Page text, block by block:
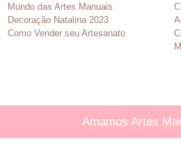
Mundo das Artes Manuais
Decoração Natalina 2023
Como Vender seu Artesanato
Amamos Artes